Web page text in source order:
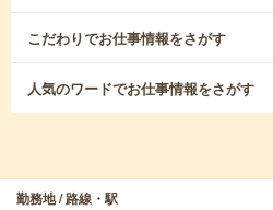
こだわりでお仕事情報をさがす
人気のワードでお仕事情報をさがす
勤務地 / 路線・駅